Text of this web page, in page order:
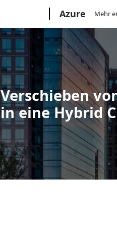
Azure Mehr
Verschieben
in eine Hybrid